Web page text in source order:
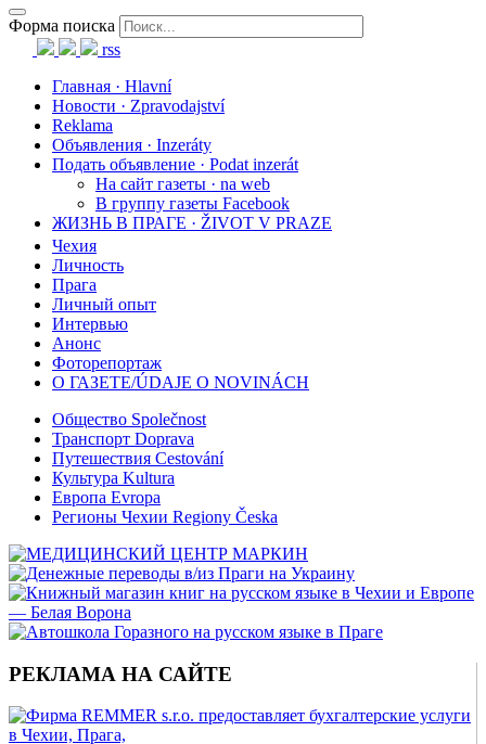
Форма поиска
rss
Главная · Hlavní
Новости · Zpravodajství
Reklama
Объявления · Inzeráty
Подать объявление · Podat inzerát
На сайт газеты · na web
В группу газеты Facebook
ЖИЗНЬ В ПРАГЕ · ŽIVOT V PRAZE
Чехия
Личность
Прага
Личный опыт
Интервью
Анонс
Фоторепортаж
О ГАЗЕТЕ/ÚDAJE O NOVINÁCH
Общество Společnost
Транспорт Doprava
Путешествия Cestování
Культура Kultura
Европа Evropa
Регионы Чехии Regiony Česka
РЕКЛАМА НА САЙТЕ